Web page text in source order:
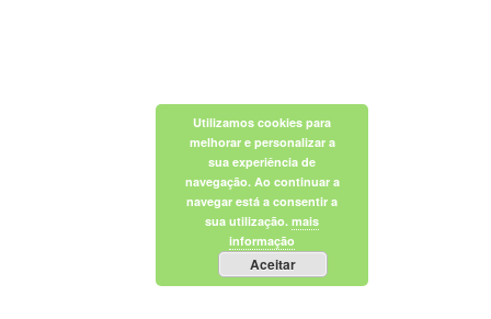
Utilizamos cookies para
melhorar e personalizar a
sua experiência de
navegação. Ao continuar a
navegar está a consentir a
sua utilização. mais
informação
Aceitar